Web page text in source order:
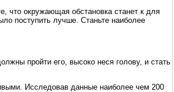
что окружающая обстановка станет к для
поступить лучше. Станьте наиболее
пройти его, высоко неся голову, и стать
Исследовав данные наиболее чем 200